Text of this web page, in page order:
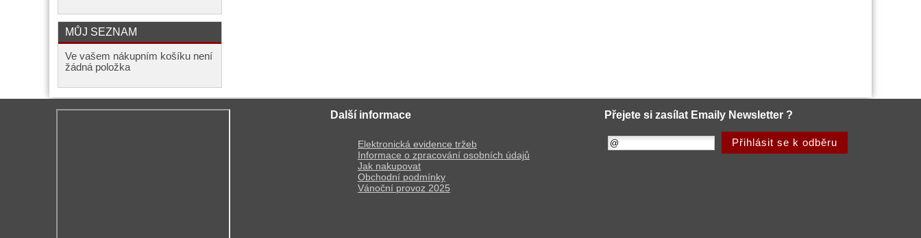
MŮJ SEZNAM
Ve vašem nákupním košíku není
žádná položka
Další informace
Elektronická evidence tržeb
Informace o zpracování osobních údajů
Jak nakupovat
Obchodní podmínky
Vánoční provoz 2025
Přejete si zasílat Emaily Newsletter ?